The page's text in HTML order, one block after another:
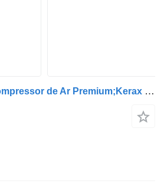
Renault Premium Compressor de Ar Premium;Kerax 5010437567 pneumatski kompresor za Renault kamiona